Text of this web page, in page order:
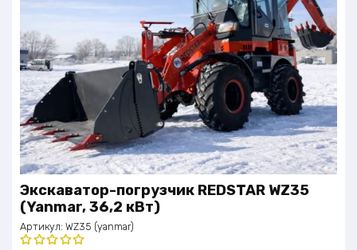
Экскаватор-погрузчик REDSTAR WZ35
(Yanmar, 36,2 кВт)
Артикул: WZ35 (yanmar)